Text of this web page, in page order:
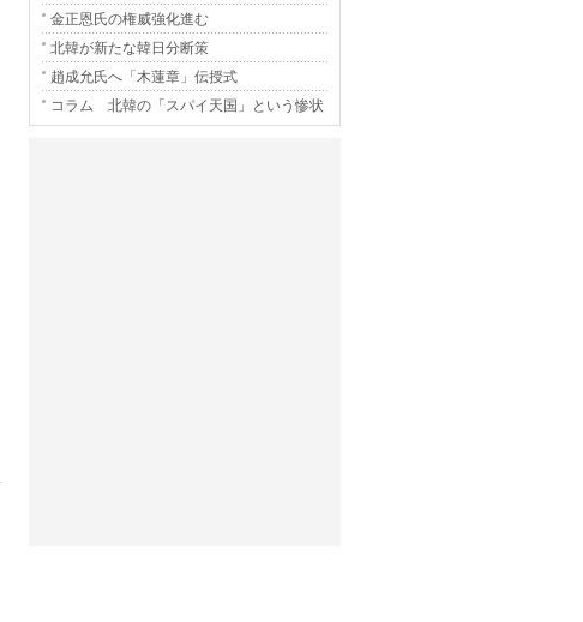
金正恩氏の権威強化進む
北韓が新たな韓日分断策
趙成允氏へ「木蓮章」伝授式
コラム 北韓の「スパイ天国」という惨状